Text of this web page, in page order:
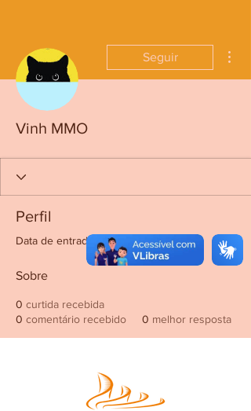
Seguir
Vinh MMO
Perfil
Data de entrada: 10 de jun. de 2022
Sobre
0 curtida recebida
0 comentário recebido 0 melhor resposta